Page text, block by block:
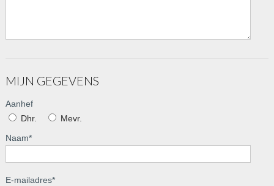
MIJN GEGEVENS
Aanhef
Dhr.
Mevr.
Naam*
E-mailadres*